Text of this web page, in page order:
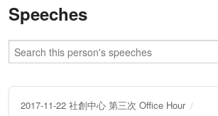
Speeches
2017-11-22 社創中心 第三次 Office Hour